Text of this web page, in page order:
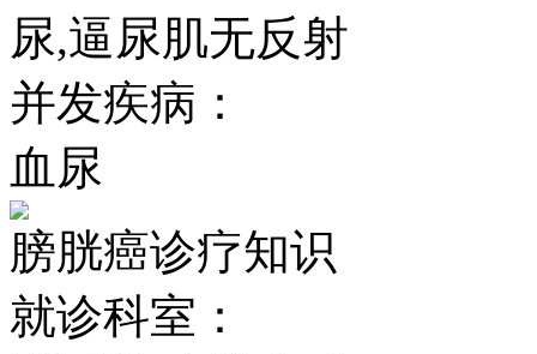
尿,逼尿肌无反射
并发疾病：
血尿
膀胱癌诊疗知识
就诊科室：